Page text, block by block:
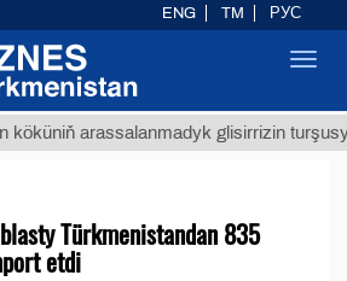
arassalanmadyk glisirrizin turşusy (t.)
Türkmenistandan 835
etdi
ENG TM РУС